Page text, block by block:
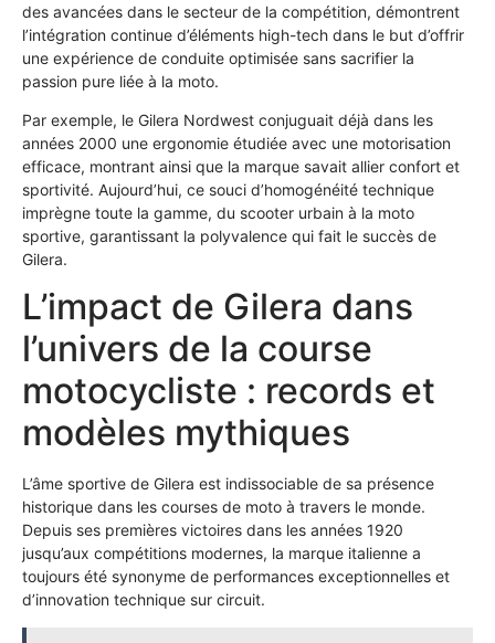
des avancées dans le secteur de la compétition, démontrent
l’intégration continue d’éléments high-tech dans le but d’offrir
une expérience de conduite optimisée sans sacrifier la
passion pure liée à la moto.
Par exemple, le Gilera Nordwest conjuguait déjà dans les
années 2000 une ergonomie étudiée avec une motorisation
efficace, montrant ainsi que la marque savait allier confort et
sportivité. Aujourd’hui, ce souci d’homogénéité technique
imprègne toute la gamme, du scooter urbain à la moto
sportive, garantissant la polyvalence qui fait le succès de
Gilera.
L’impact de Gilera dans
l’univers de la course
motocycliste : records et
modèles mythiques
L’âme sportive de Gilera est indissociable de sa présence
historique dans les courses de moto à travers le monde.
Depuis ses premières victoires dans les années 1920
jusqu’aux compétitions modernes, la marque italienne a
toujours été synonyme de performances exceptionnelles et
d’innovation technique sur circuit.